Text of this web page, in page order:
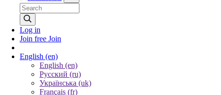
Log in
Join free Join
English (en)
English (en)
Русский (ru)
Українська (uk)
Français (fr)